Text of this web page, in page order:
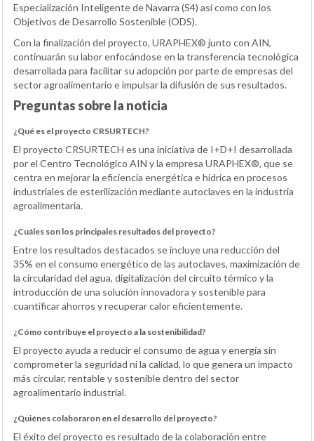
Especialización Inteligente de Navarra (S4) así como con los
Objetivos de Desarrollo Sostenible (ODS).
Con la finalización del proyecto, URAPHEX® junto con AIN,
continuarán su labor enfocándose en la transferencia tecnológica
desarrollada para facilitar su adopción por parte de empresas del
sector agroalimentario e impulsar la difusión de sus resultados.
Preguntas sobre la noticia
¿Qué es el proyecto CRSURTECH?
El proyecto CRSURTECH es una iniciativa de I+D+I desarrollada
por el Centro Tecnológico AIN y la empresa URAPHEX®, que se
centra en mejorar la eficiencia energética e hídrica en procesos
industriales de esterilización mediante autoclaves en la industria
agroalimentaria.
¿Cuáles son los principales resultados del proyecto?
Entre los resultados destacados se incluye una reducción del
35% en el consumo energético de las autoclaves, maximización de
la circularidad del agua, digitalización del circuito térmico y la
introducción de una solución innovadora y sostenible para
cuantificar ahorros y recuperar calor eficientemente.
¿Cómo contribuye el proyecto a la sostenibilidad?
El proyecto ayuda a reducir el consumo de agua y energía sin
comprometer la seguridad ni la calidad, lo que genera un impacto
más circular, rentable y sostenible dentro del sector
agroalimentario industrial.
¿Quiénes colaboraron en el desarrollo del proyecto?
El éxito del proyecto es resultado de la colaboración entre